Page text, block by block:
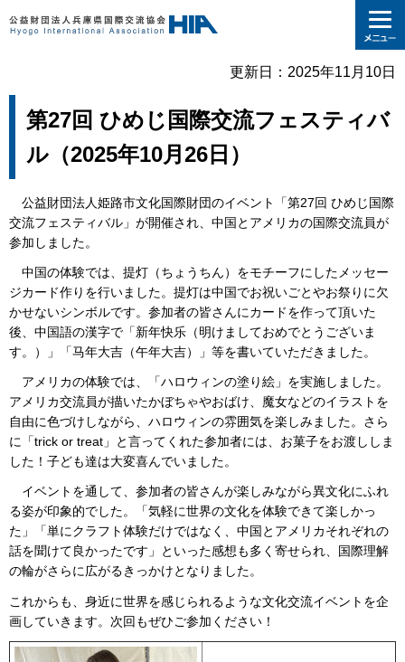
更新日：2025年11月10日
第27回 ひめじ国際交流フェスティバ
ル（2025年10月26日）
公益財団法人姫路市文化国際財団のイベント「第27回 ひめじ国際
交流フェスティバル」が開催され、中国とアメリカの国際交流員が
参加しました。
中国の体験では、提灯（ちょうちん）をモチーフにしたメッセー
ジカード作りを行いました。提灯は中国でお祝いごとやお祭りに欠
かせないシンボルです。参加者の皆さんにカードを作って頂いた
後、中国語の漢字で「新年快乐（明けましておめでとうございま
す。）」「马年大吉（午年大吉）」等を書いていただきました。
アメリカの体験では、「ハロウィンの塗り絵」を実施しました。
アメリカ交流員が描いたかぼちゃやおばけ、魔女などのイラストを
自由に色づけしながら、ハロウィンの雰囲気を楽しみました。さら
に「trick or treat」と言ってくれた参加者には、お菓子をお渡ししま
した！子ども達は大変喜んでいました。
イベントを通して、参加者の皆さんが楽しみながら異文化にふれ
る姿が印象的でした。「気軽に世界の文化を体験できて楽しかっ
た」「単にクラフト体験だけではなく、中国とアメリカそれぞれの
話を聞けて良かったです」といった感想も多く寄せられ、国際理解
の輪がさらに広がるきっかけとなりました。
これからも、身近に世界を感じられるような文化交流イベントを企
画していきます。次回もぜひご参加ください！